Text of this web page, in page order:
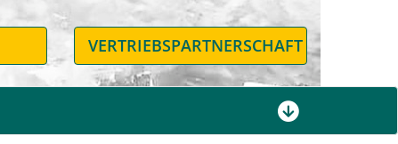
VERTRIEBSPARTNERSCHAFT